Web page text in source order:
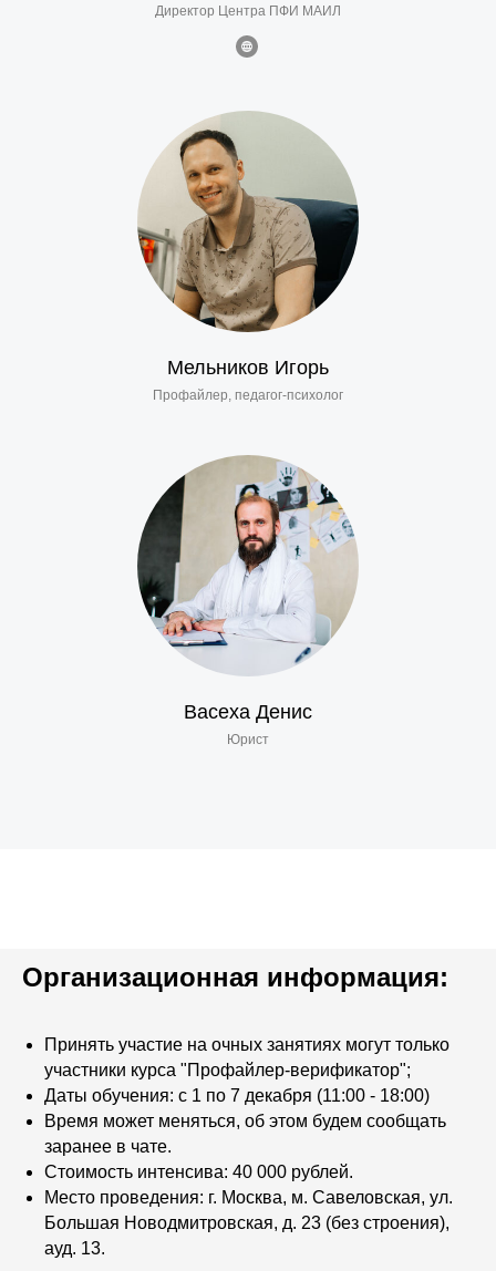
Директор Центра ПФИ МАИЛ
Мельников Игорь
Профайлер, педагог-психолог
Васеха Денис
Юрист
Организационная информация:
Принять участие на очных занятиях могут только
участники курса "Профайлер-верификатор";
Даты обучения: с 1 по 7 декабря (11:00 - 18:00)
Время может меняться, об этом будем сообщать
заранее в чате.
Стоимость интенсива: 40 000 рублей.
Место проведения: г. Москва, м. Савеловская, ул.
Большая Новодмитровская, д. 23 (без строения),
ауд. 13.